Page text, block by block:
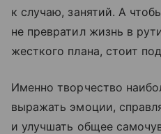
к случаю, занятий. А
не превратил жизнь в
жесткого плана, стоит
Именно творчество
выражать эмоции,
и улучшать общее